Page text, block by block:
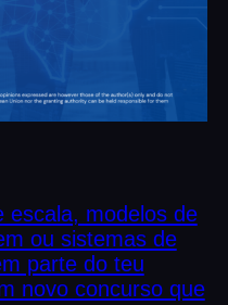
escala, modelos de
ou sistemas de
parte do teu
novo concurso que